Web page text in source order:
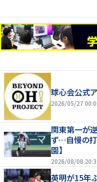
球心会公式
2026/05/27
関東第一が
ず…自慢の打
園】
2026/08/08
英明が15年